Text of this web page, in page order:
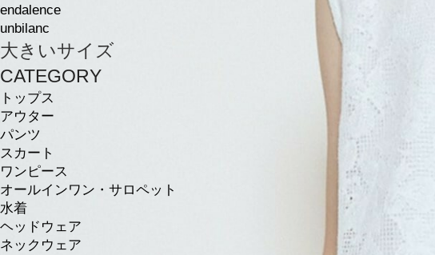
endalence
unbilanc
大きいサイズ
CATEGORY
トップス
アウター
パンツ
スカート
ワンピース
オールインワン・サロペット
水着
ヘッドウェア
ネックウェア